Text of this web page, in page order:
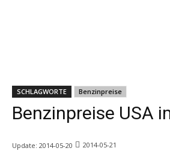
SCHLAGWORTE Benzinpreise
Benzinpreise USA
Update: 2014-05-20 2014-05-21